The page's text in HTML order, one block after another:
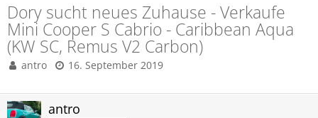
Dory sucht neues Zuhause - Verkaufe
Mini Cooper S Cabrio - Caribbean Aqua
(KW SC, Remus V2 Carbon)
antro 16. September 2019
antro